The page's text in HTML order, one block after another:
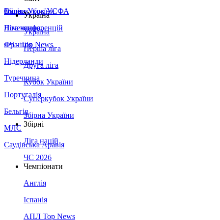
Збірна України
Італія
Німеччина
Франція
Нідерланди
Туреччина
Португалія
Бельгія
МЛС
Саудівська Аравія
Суперкубок УЄФА
Ліга конференцій
ЛЧ - Top News
Україна
Україна
Перша ліга
Друга ліга
Кубок України
Суперкубок України
Збірна України
Збірні
Ліга націй
ЧС 2026
Чемпіонати
Англія
Іспанія
АПЛ Top News